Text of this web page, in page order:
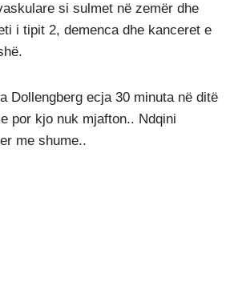
si sulmet në zemër dhe
i tipit 2, demenca dhe kanceret e
Dollengberg ecja 30 minuta në ditë
por kjo nuk mjafton.. Ndqini
me shume..